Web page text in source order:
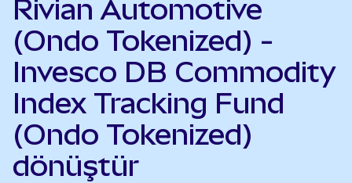
Rivian Automotive
(Ondo Tokenized) -
Invesco DB Commodity
Index Tracking Fund
(Ondo Tokenized)
dönüştür